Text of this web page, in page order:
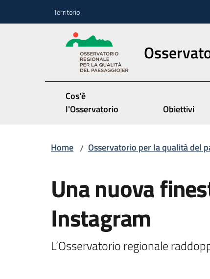
Territorio
Cos'è
l'Osservatorio
Obiettivi
Home / Osservatorio per la qualità del
Una nuova
Instagram
L’Osservatorio regionale